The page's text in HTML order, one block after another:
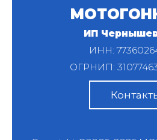
ИП
ИНН:
ОГРНИП: